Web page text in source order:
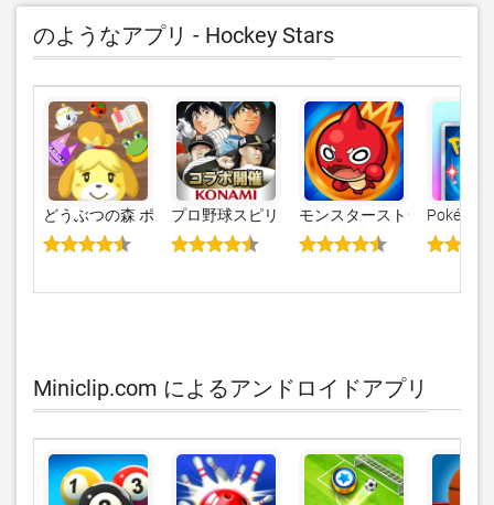
のようなアプリ - Hockey Stars
どうぶつの森 ポケットキャンプ
プロ野球スピリッツＡモンスターストライク
Miniclip.com によるアンドロイドアプリ